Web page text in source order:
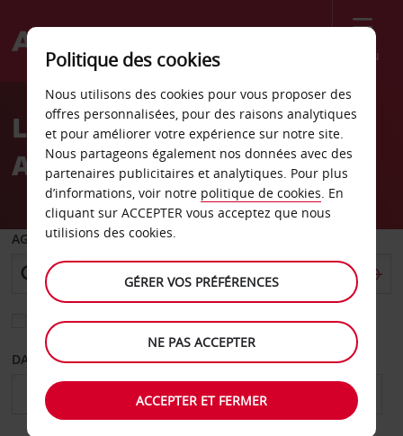
Menu
Welcome
AvisLocation de voiture
Aéroport de Namsos
AGENCE DE DÉPART
Sélectionnez une autre agence de retour
DATE DE DÉPART DATE DE RETOUR
Politique des cookies
Nous utilisons des cookies pour vous proposer des
offres personnalisées, pour des raisons analytiques
et pour améliorer votre expérience sur notre site.
Nous partageons également nos données avec des
partenaires publicitaires et analytiques. Pour plus
d’informations, voir notre politique de cookies. En
cliquant sur ACCEPTER vous acceptez que nous
utilisions des cookies.
GÉRER VOS PRÉFÉRENCES
NE PAS ACCEPTER
ACCEPTER ET FERMER